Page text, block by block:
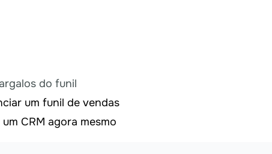
do funil
um funil de vendas
CRM agora mesmo